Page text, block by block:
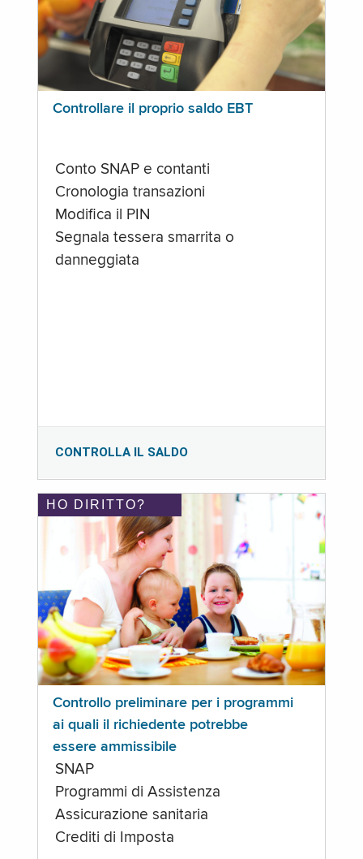
Controllare il proprio saldo EBT
Conto SNAP e contanti
Cronologia transazioni
Modifica il PIN
Segnala tessera smarrita o
danneggiata
CONTROLLA IL SALDO
HO DIRITTO?
Controllo preliminare per i programmi
ai quali il richiedente potrebbe
essere ammissibile
SNAP
Programmi di Assistenza
Assicurazione sanitaria
Crediti di Imposta